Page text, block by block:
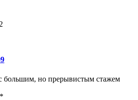
большим, но прерывистым стажем